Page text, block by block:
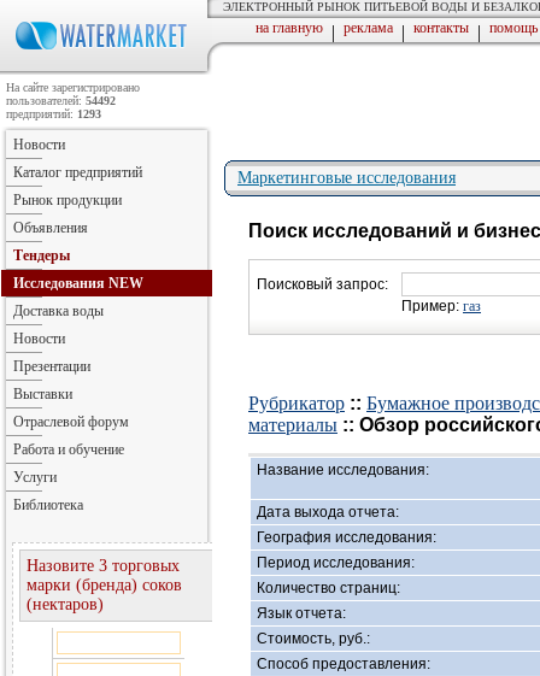
ЭЛЕКТРОННЫЙ РЫНОК ПИТЬЕВОЙ ВОДЫ И
на главную | реклама | контакты | помощь
Маркетинговые исследования
Поиск исследований и
Поисковый запрос:
Пример: газ
Рубрикатор :: Бумажное
материалы :: Обзор
Название исследования:
Дата выхода отчета:
География исследования:
Период исследования:
Количество страниц:
Язык отчета:
Стоимость, руб.:
Способ предоставления:
На сайте зарегистрировано
пользователей: 54492
предприятий: 1293
Новости
Каталог предприятий
Рынок продукции
Объявления
Тендеры
Исследования NEW
Доставка воды
Новости
Презентации
Выставки
Отраслевой форум
Работа и обучение
Услуги
Библиотека
Назовите 3 торговых
марки (бренда) соков
(нектаров)